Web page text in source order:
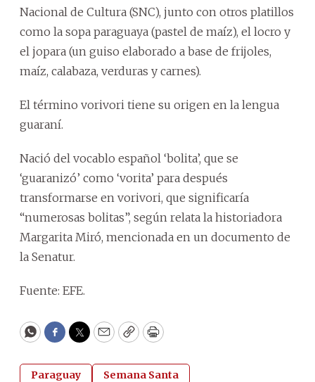
Nacional de Cultura (SNC), junto con otros platillos
como la sopa paraguaya (pastel de maíz), el locro y
el jopara (un guiso elaborado a base de frijoles,
maíz, calabaza, verduras y carnes).
El término vorivori tiene su origen en la lengua
guaraní.
Nació del vocablo español ‘bolita’, que se
‘guaranizó’ como ‘vorita’ para después
transformarse en vorivori, que significaría
“numerosas bolitas”, según relata la historiadora
Margarita Miró, mencionada en un documento de
la Senatur.
Fuente: EFE.
WhatsApp
Facebook
Twitter
EmailCopyPrint
Paraguay Semana Santa